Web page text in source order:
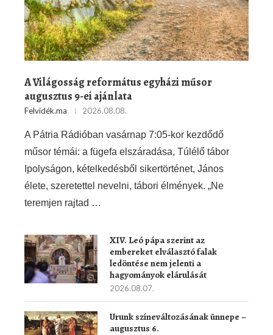
A Világosság református egyházi műsor
augusztus 9-ei ajánlata
Felvidék.ma 2026.08.08.
A Pátria Rádióban vasárnap 7:05-kor kezdődő
műsor témái: a fügefa elszáradása, Túlélő tábor
Ipolyságon, kételkedésből sikertörténet, János
élete, szeretettel nevelni, tábori élmények. „Ne
teremjen rajtad …
XIV. Leó pápa szerint az
embereket elválasztó falak
ledöntése nem jelenti a
hagyományok elárulását
2026.08.07.
Urunk színeváltozásának ünnepe –
augusztus 6.